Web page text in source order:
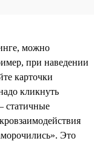
можно
при наведении
карточки
кликнуть
статичные
Это